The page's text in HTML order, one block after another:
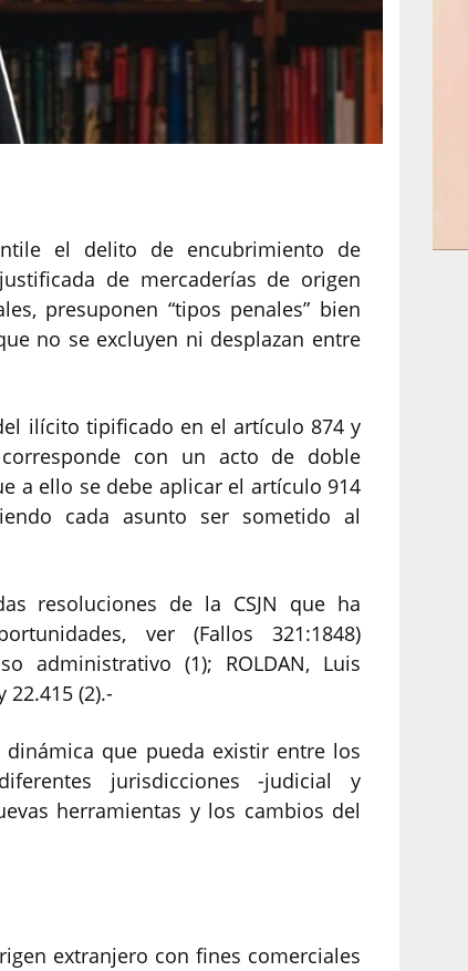
el delito de encubrimiento de
de mercaderías de origen
presuponen “tipos penales” bien
no se excluyen ni desplazan entre
ilícito tipificado en el artículo 874 y
con un acto de doble
a ello se debe aplicar el artículo 914
cada asunto ser sometido al
resoluciones de la CSJN que ha
ver (Fallos 321:1848)
administrativo (1); ROLDAN, Luis
(2).-
que pueda existir entre los
jurisdicciones -judicial y
herramientas y los cambios del
extranjero con fines comerciales